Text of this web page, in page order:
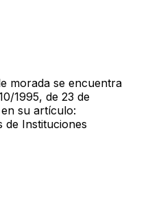
morada se encuentra
1995, de 23 de
su artículo:
de Instituciones